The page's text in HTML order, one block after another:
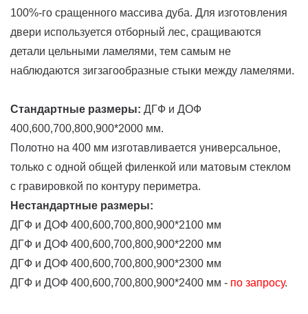
100%-го сращенного массива дуба. Для изготовления
двери используется отборный лес, сращиваются
детали цельными ламелями, тем самым не
наблюдаются зигзагообразные стыки между ламелями.
Стандартные размеры: ДГФ и ДОФ
400,600,700,800,900*2000 мм.
Полотно на 400 мм изготавливается универсальное,
только с одной общей филенкой или матовым стеклом
с гравировкой по контуру периметра.
Нестандартные размеры:
ДГФ и ДОФ 400,600,700,800,900*2100 мм
ДГФ и ДОФ 400,600,700,800,900*2200 мм
ДГФ и ДОФ 400,600,700,800,900*2300 мм
ДГФ и ДОФ 400,600,700,800,900*2400 мм - по запросу.